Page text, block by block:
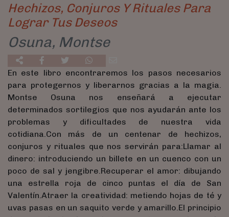
Hechizos, Conjuros Y Rituales Para
Lograr Tus Deseos
Osuna, Montse
En este libro encontraremos los pasos necesarios
para protegernos y liberarnos gracias a la magia.
Montse Osuna nos enseñará a ejecutar
determinados sortilegios que nos ayudarán ante los
problemas y dificultades de nuestra vida
cotidiana.Con más de un centenar de hechizos,
conjuros y rituales que nos servirán para:Llamar al
dinero: introduciendo un billete en un cuenco con un
poco de sal y jengibre.Recuperar el amor: dibujando
una estrella roja de cinco puntas el día de San
Valentín.Atraer la creatividad: metiendo hojas de té y
uvas pasas en un saquito verde y amarillo.El principio